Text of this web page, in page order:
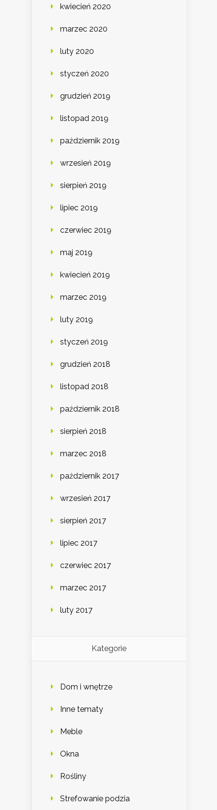
kwiecień 2020
marzec 2020
luty 2020
styczeń 2020
grudzień 2019
listopad 2019
październik 2019
wrzesień 2019
sierpień 2019
lipiec 2019
czerwiec 2019
maj 2019
kwiecień 2019
marzec 2019
luty 2019
styczeń 2019
grudzień 2018
listopad 2018
październik 2018
sierpień 2018
marzec 2018
październik 2017
wrzesień 2017
sierpień 2017
lipiec 2017
czerwiec 2017
marzec 2017
luty 2017
Kategorie
Dom i wnętrze
Inne tematy
Meble
Okna
Rośliny
Strefowanie podzia